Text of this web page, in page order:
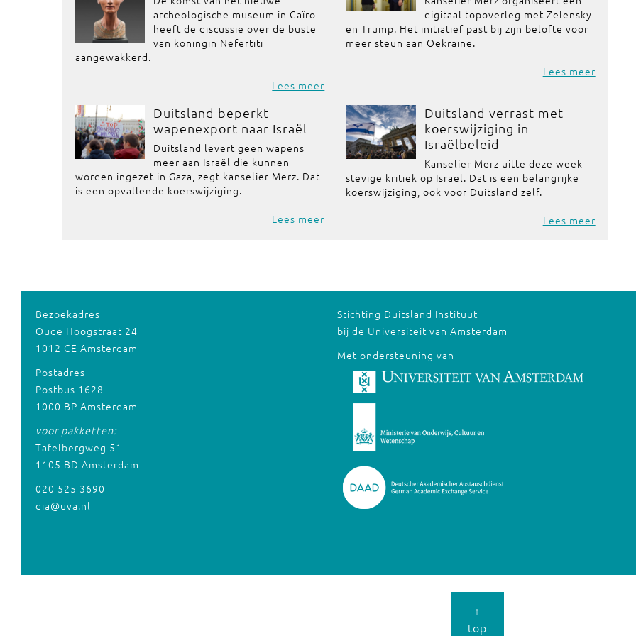
archeologische museum in Caïro
heeft de discussie over de buste
van koningin Nefertiti
aangewakkerd.
Lees meer
digitaal topoverleg met Zelensky
en Trump. Het initiatief past bij zijn belofte voor
meer steun aan Oekraïne.
Lees meer
Duitsland beperkt
wapenexport naar Israël
Duitsland levert geen wapens
meer aan Israël die kunnen
worden ingezet in Gaza, zegt kanselier Merz. Dat
is een opvallende koerswijziging.
Lees meer
Duitsland verrast met
koerswijziging in
Israëlbeleid
Kanselier Merz uitte deze week
stevige kritiek op Israël. Dat is een belangrijke
koerswijziging, ook voor Duitsland zelf.
Lees meer
Bezoekadres
Oude Hoogstraat 24
1012 CE Amsterdam
Postadres
Postbus 1628
1000 BP Amsterdam
voor pakketten:
Tafelbergweg 51
1105 BD Amsterdam
020 525 3690
dia@uva.nl
Stichting Duitsland Instituut
bij de Universiteit van Amsterdam
Met ondersteuning van
↑
top